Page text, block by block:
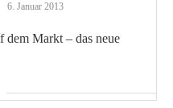
6. Januar 2013
dem Markt – das neue